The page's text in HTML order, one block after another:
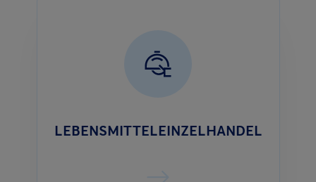
LEBENSMITTELEINZELHANDEL